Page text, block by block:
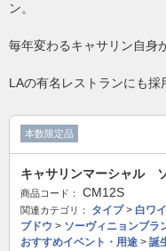
ン。
毎年変わるキャサリン自身
LAの有名レストランにも採
本数限定品
キャサリンマーシャル
商品コード： CM12S
関連カテゴリ： タイプ> 白ワ
ブドウ > ソーヴィニョンブラ
おすすめイベント・用途 > 誕